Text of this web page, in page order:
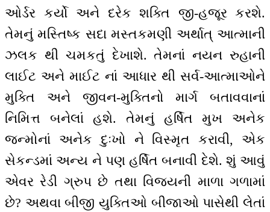
ઓર્ડર કર્યો અને દરેક શક્તિ જી-હજૂર કરશે.
તેમનું મસ્તિષ્ક સદા મસ્તકમણી અર્થાત્ આત્માની
ઝલક થી ચમકતું દેખાશે. તેમનાં નયન રુહાની
લાઈટ અને માઈટ નાં આધાર થી સર્વ-આત્માઓને
મુક્તિ અને જીવન-મુક્તિનો માર્ગ બતાવવાનાં
નિમિત્ત બનેલાં હશે. તેમનું હર્ષિત મુખ અનેક
જન્મોનાં અનેક દુઃખો ને વિસ્મૃત કરાવી, એક
સેકન્ડમાં અન્ય ને પણ હર્ષિત બનાવી દેશે. શું આવું
એવર રેડી ગ્રુપ છે તથા વિજયની માળા ગળામાં
છે? અથવા બીજી યુક્તિઓ બીજાઓ પાસેથી લેતાં